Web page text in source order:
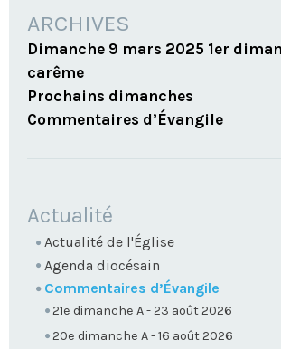
ARCHIVES
Dimanche 9 mars 2025 1er
carême
Prochains dimanches
Commentaires d’Évangile
NAVIGATION
Actualité
Actualité de l'Église
Agenda diocésain
Commentaires d’Évangile
21e dimanche A - 23 août 2026
20e dimanche A - 16 août 2026